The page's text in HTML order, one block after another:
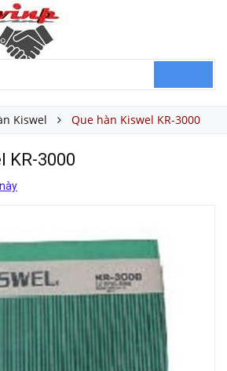
Kiswel Que hàn Kiswel KR-3000
KR-3000